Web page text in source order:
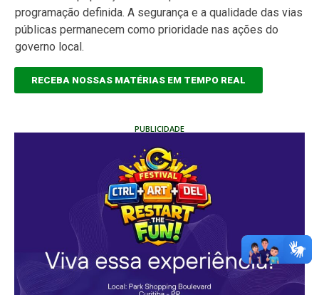
programação definida. A segurança e a qualidade das vias
públicas permanecem como prioridade nas ações do
governo local.
RECEBA NOSSAS MATÉRIAS EM TEMPO REAL
PUBLICIDADE